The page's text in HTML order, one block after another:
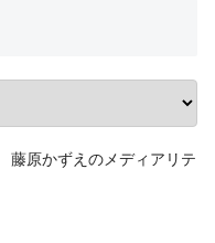
原かずえのメディアリテ